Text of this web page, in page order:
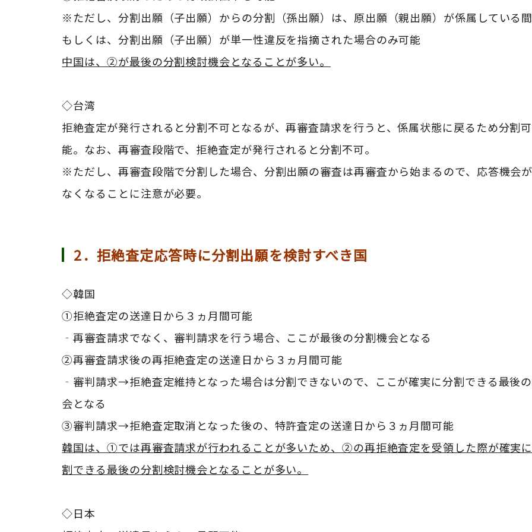
※ただし、分割出願（子出願）からの分割（孫出願）は、原出願（親出願）が係属している間
もしくは、分割出願（子出願）が単一性違反を指摘された場合のみ可能
中国は、②が最後の分割検討機会となることが多い。
◇台湾
拒絶査定が発行されると分割不可となるが、再審査請求を行うと、係属状態に戻るため分割可
能。なお、再審査段階で、拒絶査定が発行されると分割不可。
※ただし、 再審査段階で分割した場合、分割出願の審査は再審査から始まるので、応答機会
なくなることに注意が必要。
2．拒絶査定応答時に分割出願を検討すべき国
◇韓国
①拒絶査定の送達日から３ヵ月間可能
‐再審査請求でなく、審判請求を行う場合、ここが最後の分割機会となる
②再審査請求後の再拒絶査定の送達日から３ヵ月間可能
‐審判請求→拒絶査定維持となった場合は分割できないので、ここが確実に分割できる最後
会となる
③審判請求→拒絶査定取消となった後の、特許査定の送達日から３ヵ月間可能
韓国は、①では再審査請求が行われることが多いため、②の再拒絶査定を受領した際が確実
割できる最後の分割検討機会となることが多い。
◇日本